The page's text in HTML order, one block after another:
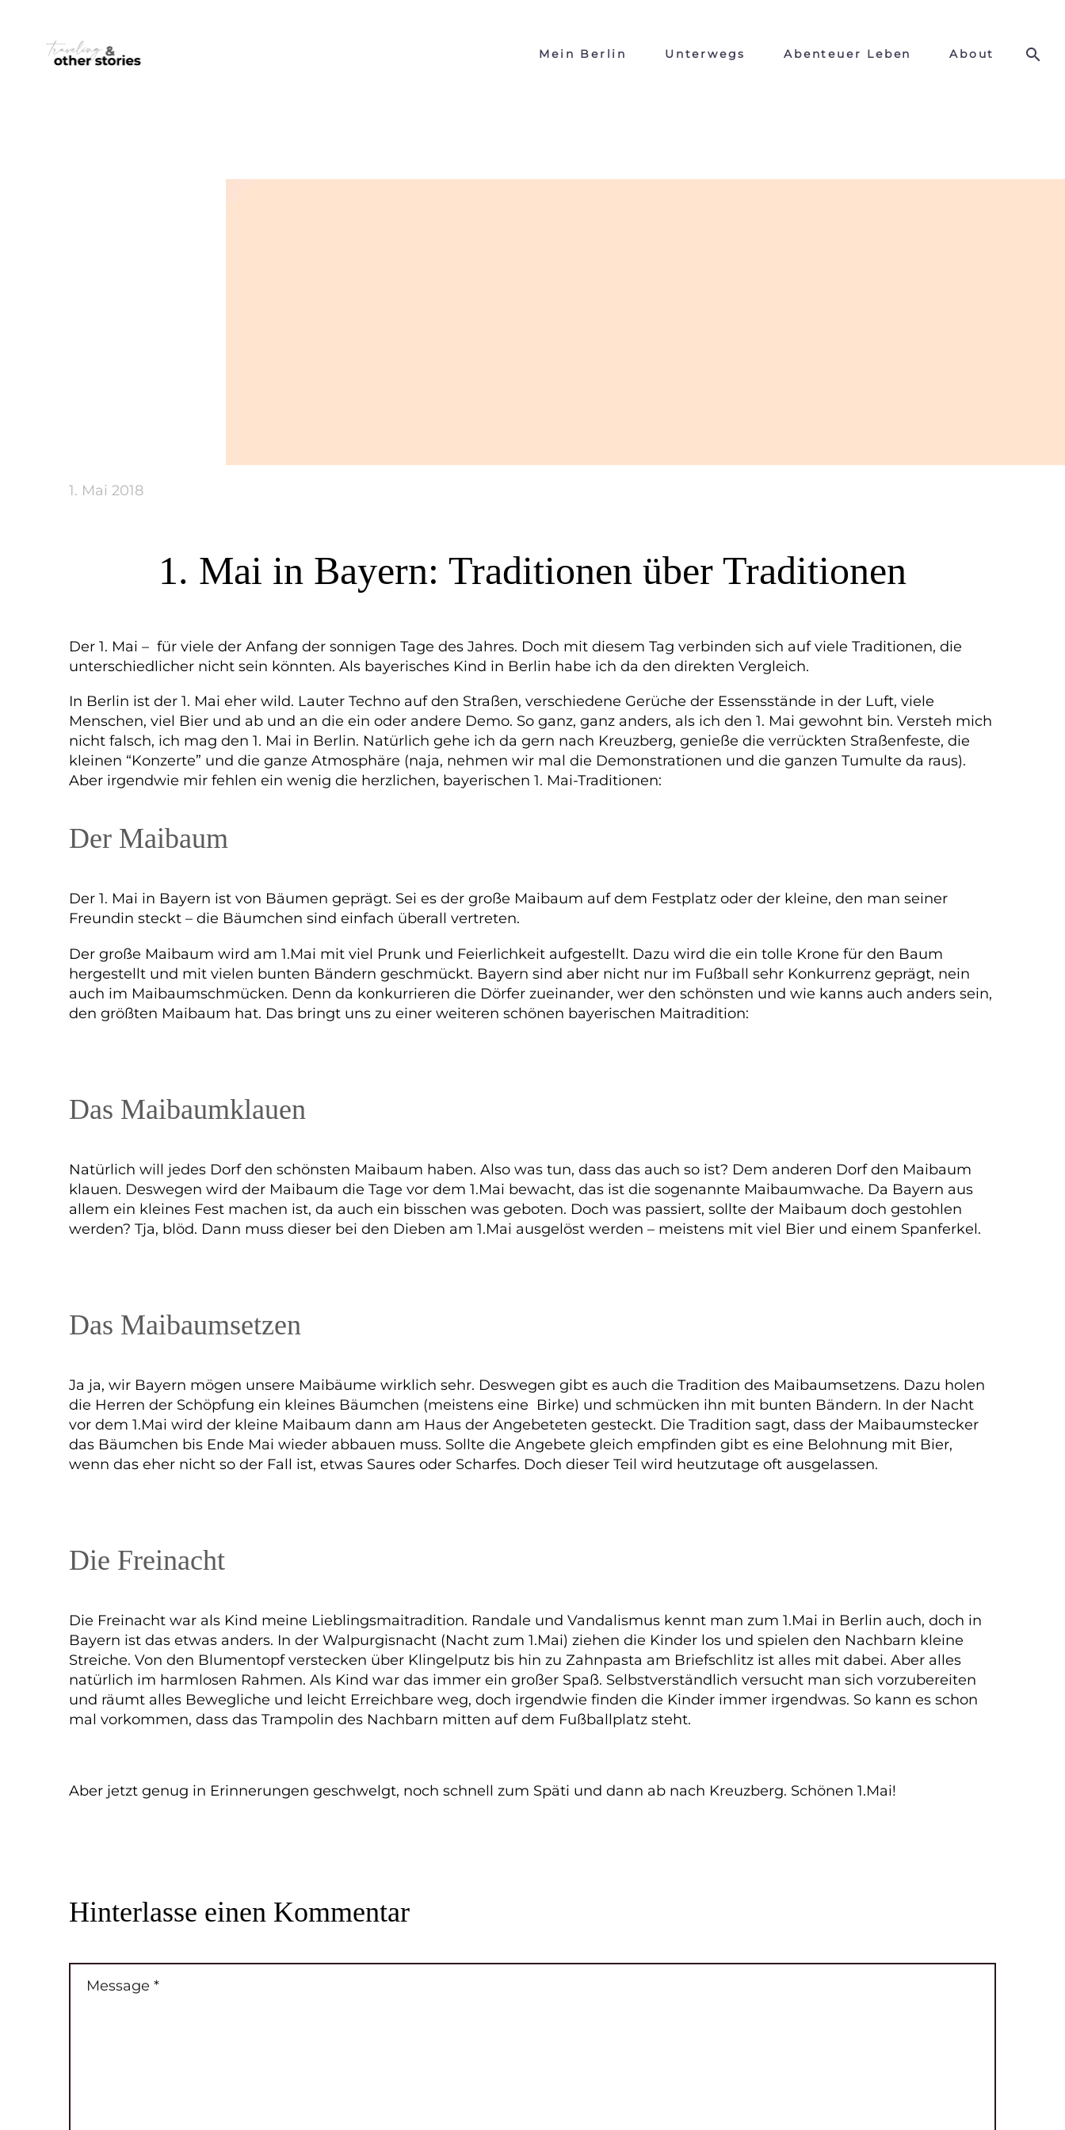
Mein Berlin Unterwegs Abenteuer Leben About
1. Mai 2018
1. Mai in Bayern: Traditionen über Traditionen
Der 1. Mai – für viele der Anfang der sonnigen Tage des Jahres. Doch mit diesem Tag verbinden sich auf viele Traditionen, die
unterschiedlicher nicht sein könnten. Als bayerisches Kind in Berlin habe ich da den direkten Vergleich.
In Berlin ist der 1. Mai eher wild. Lauter Techno auf den Straßen, verschiedene Gerüche der Essensstände in der Luft, viele
Menschen, viel Bier und ab und an die ein oder andere Demo. So ganz, ganz anders, als ich den 1. Mai gewohnt bin. Versteh mich
nicht falsch, ich mag den 1. Mai in Berlin. Natürlich gehe ich da gern nach Kreuzberg, genieße die verrückten Straßenfeste, die
kleinen “Konzerte” und die ganze Atmosphäre (naja, nehmen wir mal die Demonstrationen und die ganzen Tumulte da raus).
Aber irgendwie mir fehlen ein wenig die herzlichen, bayerischen 1. Mai-Traditionen:
Der Maibaum
Der 1. Mai in Bayern ist von Bäumen geprägt. Sei es der große Maibaum auf dem Festplatz oder der kleine, den man seiner
Freundin steckt – die Bäumchen sind einfach überall vertreten.
Der große Maibaum wird am 1.Mai mit viel Prunk und Feierlichkeit aufgestellt. Dazu wird die ein tolle Krone für den Baum
hergestellt und mit vielen bunten Bändern geschmückt. Bayern sind aber nicht nur im Fußball sehr Konkurrenz geprägt, nein
auch im Maibaumschmücken. Denn da konkurrieren die Dörfer zueinander, wer den schönsten und wie kanns auch anders sein,
den größten Maibaum hat. Das bringt uns zu einer weiteren schönen bayerischen Maitradition:
Das Maibaumklauen
Natürlich will jedes Dorf den schönsten Maibaum haben. Also was tun, dass das auch so ist? Dem anderen Dorf den Maibaum
klauen. Deswegen wird der Maibaum die Tage vor dem 1.Mai bewacht, das ist die sogenannte Maibaumwache. Da Bayern aus
allem ein kleines Fest machen ist, da auch ein bisschen was geboten. Doch was passiert, sollte der Maibaum doch gestohlen
werden? Tja, blöd. Dann muss dieser bei den Dieben am 1.Mai ausgelöst werden – meistens mit viel Bier und einem Spanferkel.
Das Maibaumsetzen
Ja ja, wir Bayern mögen unsere Maibäume wirklich sehr. Deswegen gibt es auch die Tradition des Maibaumsetzens. Dazu holen
die Herren der Schöpfung ein kleines Bäumchen (meistens eine Birke) und schmücken ihn mit bunten Bändern. In der Nacht
vor dem 1.Mai wird der kleine Maibaum dann am Haus der Angebeteten gesteckt. Die Tradition sagt, dass der Maibaumstecker
das Bäumchen bis Ende Mai wieder abbauen muss. Sollte die Angebete gleich empfinden gibt es eine Belohnung mit Bier,
wenn das eher nicht so der Fall ist, etwas Saures oder Scharfes. Doch dieser Teil wird heutzutage oft ausgelassen.
Die Freinacht
Die Freinacht war als Kind meine Lieblingsmaitradition. Randale und Vandalismus kennt man zum 1.Mai in Berlin auch, doch in
Bayern ist das etwas anders. In der Walpurgisnacht (Nacht zum 1.Mai) ziehen die Kinder los und spielen den Nachbarn kleine
Streiche. Von den Blumentopf verstecken über Klingelputz bis hin zu Zahnpasta am Briefschlitz ist alles mit dabei. Aber alles
natürlich im harmlosen Rahmen. Als Kind war das immer ein großer Spaß. Selbstverständlich versucht man sich vorzubereiten
und räumt alles Bewegliche und leicht Erreichbare weg, doch irgendwie finden die Kinder immer irgendwas. So kann es schon
mal vorkommen, dass das Trampolin des Nachbarn mitten auf dem Fußballplatz steht.
Aber jetzt genug in Erinnerungen geschwelgt, noch schnell zum Späti und dann ab nach Kreuzberg. Schönen 1.Mai!
Hinterlasse einen Kommentar